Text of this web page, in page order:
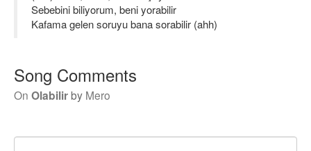
Sebebini biliyorum, beni yorabilir
Kafama gelen soruyu bana sorabilir (ahh)
Song Comments
On Olabilirby Mero